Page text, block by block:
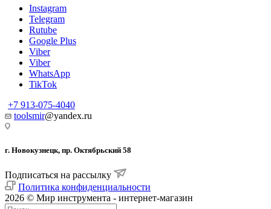
Instagram
Telegram
Rutube
Google Plus
Viber
Viber
WhatsApp
TikTok
+7 913-075-4040
toolsmir@yandex.ru
г. Новокузнецк, пр. Октябрьский 58
Подписаться на рассылку
Политика конфиденциальности
2026 © Мир инструмента - интернет-магазин